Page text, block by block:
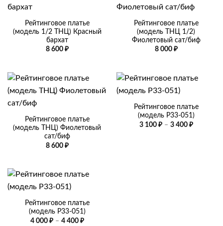
Рейтинговое платье
(модель 1/2 ТНЦ) Красный
бархат
8 600 ₽
Рейтинговое платье
(модель ТНЦ 1/2)
Фиолетовый сат/биф
8 000 ₽
Рейтинговое платье
(модель ТНЦ) Фиолетовый
сат/биф
8 600 ₽
Рейтинговое платье
(модель Р33-051)
3 100 ₽ – 3 400 ₽
Рейтинговое платье
(модель Р33-051)
4 000 ₽ – 4 400 ₽Диапазон